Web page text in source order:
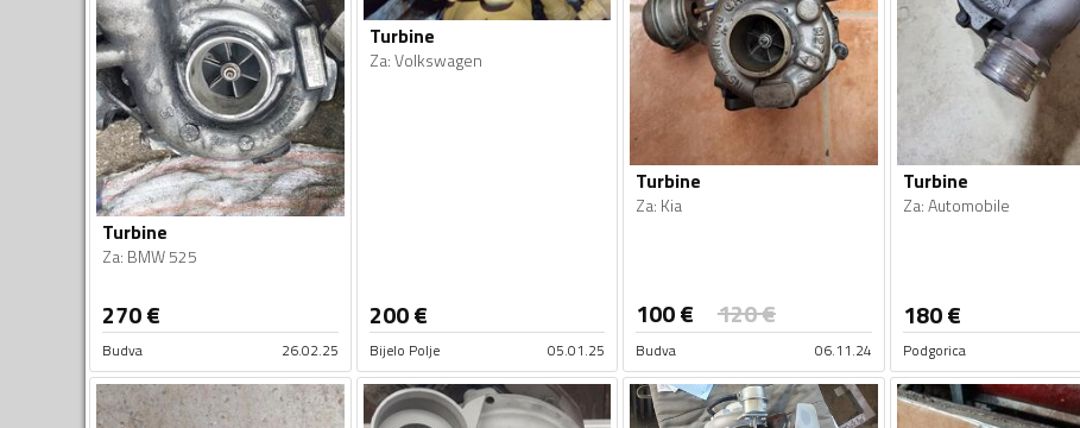
Turbine
Za: BMW 525
270€
Budva 26.02.25
Turbine
Za:Volkswagen
200€
Bijelo Polje 05.01.25
Turbine
Za: Kia
100€ 120€
Budva 06.11.24
Turbine
Za:Automobile
180€
Podgorica